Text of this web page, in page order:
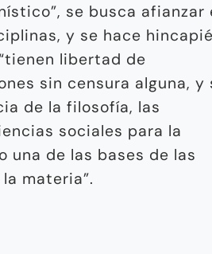
se busca afianzar
y se hace
libertad de
sin censura alguna, y
de la filosofía, las
sociales para la
una de las bases de las
materia”.